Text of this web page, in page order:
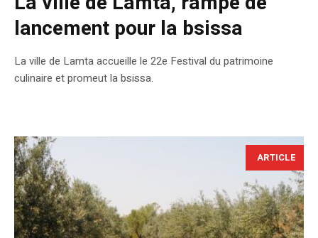
lancement pour la bsissa
La ville de Lamta accueille le 22e Festival du patrimoine
culinaire et promeut la bsissa.
ARTICLE